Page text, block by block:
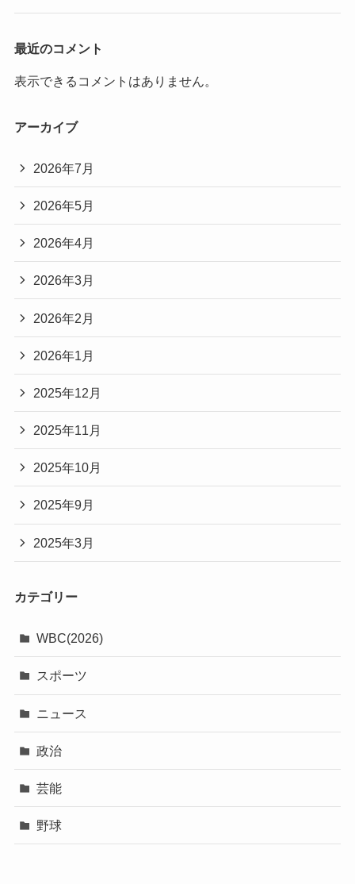
最近のコメント
表示できるコメントはありません。
アーカイブ
2026年7月
2026年5月
2026年4月
2026年3月
2026年2月
2026年1月
2025年12月
2025年11月
2025年10月
2025年9月
2025年3月
カテゴリー
WBC(2026)
スポーツ
ニュース
政治
芸能
野球